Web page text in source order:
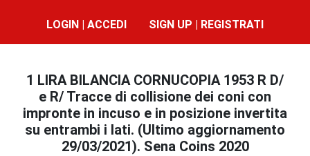
LOGIN | ACCEDI SIGN UP | REGISTRATI
1 LIRA BILANCIA CORNUCOPIA 1953 R D/
e R/ Tracce di collisione dei coni con
impronte in incuso e in posizione invertita
su entrambi i lati. (Ultimo aggiornamento
29/03/2021). Sena Coins 2020